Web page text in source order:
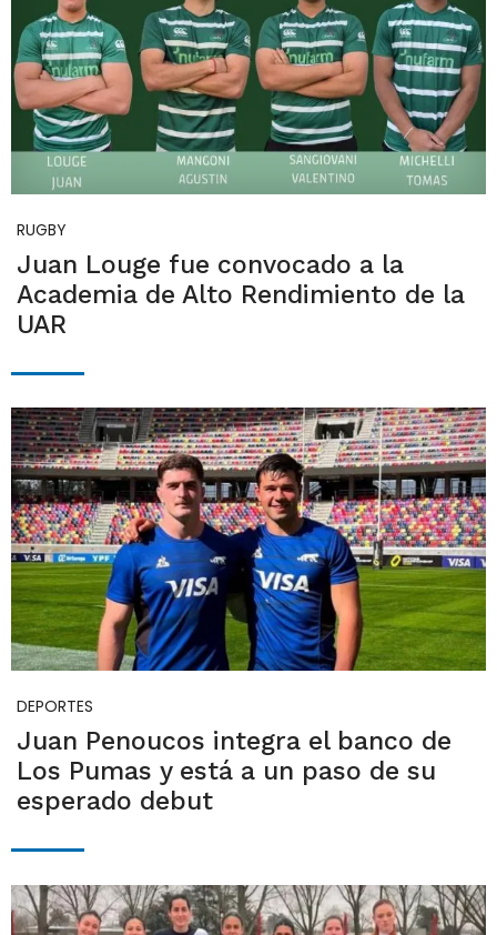
RUGBY
Juan Louge fue convocado a la
Academia de Alto Rendimiento de la
UAR
DEPORTES
Juan Penoucos integra el banco de
Los Pumas y está a un paso de su
esperado debut